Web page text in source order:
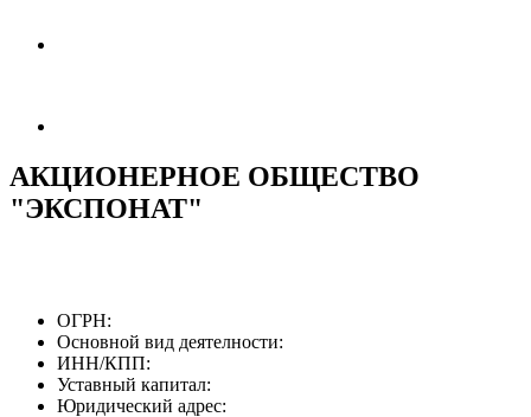
АКЦИОНЕРНОЕ ОБЩЕСТВО
"ЭКСПОНАТ"
ОГРН:
Основной вид деятелности:
ИНН/КПП:
Уставный капитал:
Юридический адрес: